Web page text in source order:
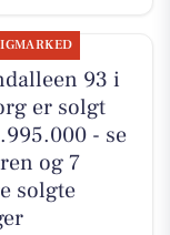
93 i
er solgt
- se
og 7
solgte